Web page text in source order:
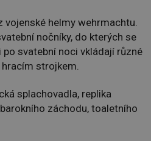
vojenské helmy wehrmachtu.
nočníky, do kterých se
svatební noci vkládají různé
strojkem.
splachovadla, replika
záchodu, toaletního